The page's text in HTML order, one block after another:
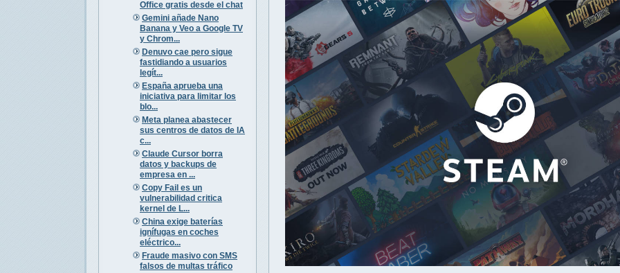
Office gratis desde el chat
Gemini añade Nano
Banana y Veo a Google TV
y Chrom...
Denuvo cae pero sigue
fastidiando a usuarios
legít...
España aprueba una
iniciativa para limitar los
blo...
Meta planea abastecer
sus centros de datos de IA
c...
Claude Cursor borra
datos y backups de
empresa en ...
Copy Fail es un
vulnerabilidad critica
kernel de L...
China exige baterías
ignífugas en coches
eléctrico...
Fraude masivo con SMS
falsos de multas tráfico